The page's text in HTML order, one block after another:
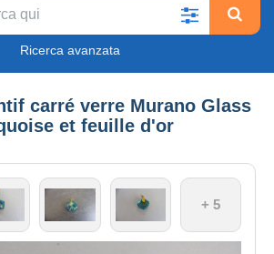
Ricerca avanzata
carré verre Murano Glass
et feuille d'or
+ 5